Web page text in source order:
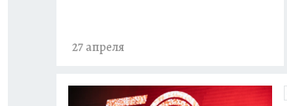
27 апреля